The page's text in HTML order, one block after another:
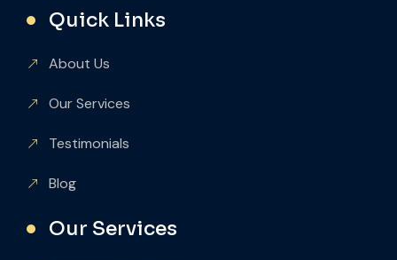
Quick Links
About Us
Our Services
Testimonials
Blog
Our Services